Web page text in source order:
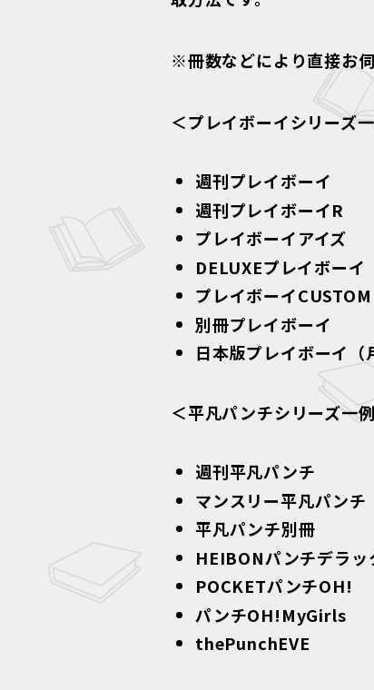
※冊数などにより直接お
＜プレイボーイシリーズ
週刊プレイボーイ
週刊プレイボーイR
プレイボーイアイズ
DELUXEプレイボーイ
プレイボーイCUSTOM
別冊プレイボーイ
日本版プレイボーイ（
＜平凡パンチシリーズ一
週刊平凡パンチ
マンスリー平凡パンチ
平凡パンチ別冊
HEIBONパンチデラッ
POCKETパンチOH!
パンチOH!MyGirls
thePunchEVE